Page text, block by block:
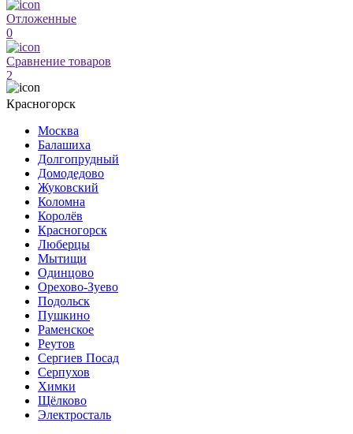
Отложенные
0
Сравнение товаров
2
Красногорск
Москва
Балашиха
Долгопрудный
Домодедово
Жуковский
Коломна
Королёв
Красногорск
Люберцы
Мытищи
Одинцово
Орехово-Зуево
Подольск
Пушкино
Раменское
Реутов
Сергиев Посад
Серпухов
Химки
Щёлково
Электросталь